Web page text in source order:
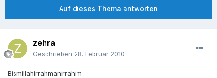
Auf dieses Thema antworten
zehra
Geschrieben 28. Februar 2010
Bismillahirrahmanirrahim